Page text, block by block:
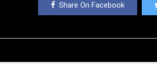
Share On Facebook